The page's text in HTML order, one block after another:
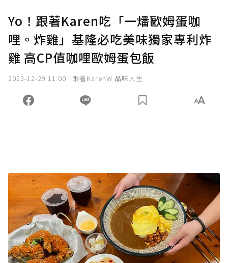
Yo！跟著Karen吃「一燔歐姆蛋咖
哩。炸雞」基隆必吃美味獨家專利炸
雞 高CP值咖哩歐姆蛋包飯
2023-12-29 11:00 跟著KarenW.品味人生